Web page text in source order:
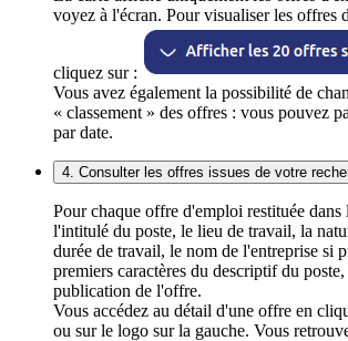
voyez à l'écran. Pour visualiser les offres
cliquez sur :
Vous avez également la possibilité de
« classement » des offres : vous pouvez
par date.
4. Consulter les offres issues de votre
Pour chaque offre d'emploi restituée dans
l'intitulé du poste, le lieu de travail, la
durée de travail, le nom de l'entreprise si
premiers caractères du descriptif du
publication de l'offre.
Vous accédez au détail d'une offre en
ou sur le logo sur la gauche. Vous